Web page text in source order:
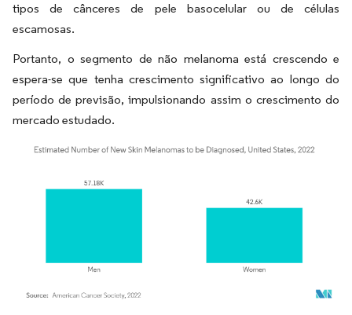
tipos de cânceres de pele basocelular ou de células
escamosas.
Portanto, o segmento de não melanoma está crescendo e
espera-se que tenha crescimento significativo ao longo do
período de previsão, impulsionando assim o crescimento do
mercado estudado.